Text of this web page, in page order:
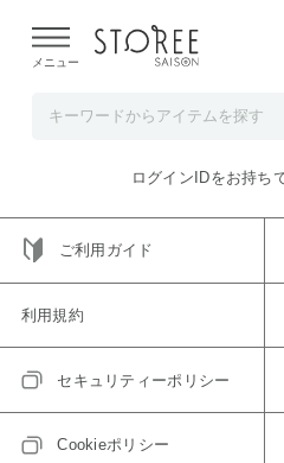
よる配送遅延が発生しておりま
メニュー
ご指定のアイテムは取り扱い終
トップへ戻る
ログインIDをお持ち
ご利用ガイド
利用規約
セキュリティーポリシー
Cookieポリシー